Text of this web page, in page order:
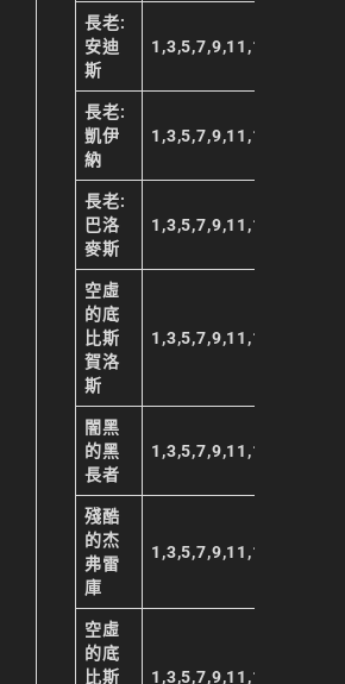
長老:
安迪
斯
長老:
凱伊
納
長老:
巴洛
麥斯
空虛
的底
比斯
賀洛
斯
闇黑
的黑
長者
殘酷
的杰
弗雷
庫
空虛
的底
比斯